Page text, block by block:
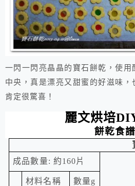
一閃一閃亮晶晶的寶石餅乾，使用
中央，真是漂亮又甜蜜的好滋味，
肯定很驚喜！
麗文烘培
餅乾食譜
成品數量: 約160片
材料名稱 數量g